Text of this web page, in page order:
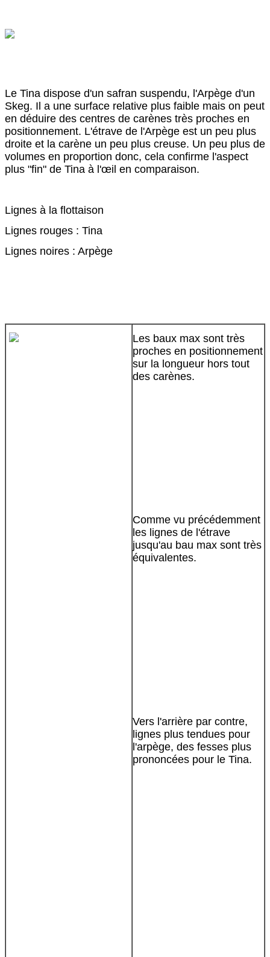
Le Tina dispose d'un safran suspendu, l'Arpège d'un
Skeg. Il a une surface relative plus faible mais on peut
en déduire des centres de carènes très proches en
positionnement. L'étrave de l'Arpège est un peu plus
droite et la carène un peu plus creuse. Un peu plus de
volumes en proportion donc, cela confirme l'aspect
plus "fin" de Tina à l'œil en comparaison.
Lignes à la flottaison
Lignes rouges : Tina
Lignes noires : Arpège
Les baux max sont très
proches en positionnement
sur la longueur hors tout
des carènes.
Comme vu précédemment
les lignes de l'étrave
jusqu'au bau max sont très
équivalentes.
Vers l'arrière par contre,
lignes plus tendues pour
l'arpège, des fesses plus
prononcées pour le Tina.